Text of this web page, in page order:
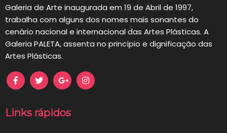
Galeria de Arte inaugurada em 19 de Abril de 1997,
trabalha com alguns dos nomes mais sonantes do
cenário nacional e internacional das Artes Plásticas. A
Galeria PALETA, assenta no princípio e dignificação das
Artes Plásticas.
Links rápidos